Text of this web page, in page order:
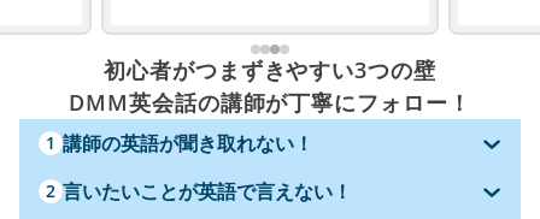
初心者がつまずきやすい3つの壁
DMM英会話の講師が丁寧にフォロー！
1 講師の英語が聞き取れない！
2 言いたいことが英語で言えない！